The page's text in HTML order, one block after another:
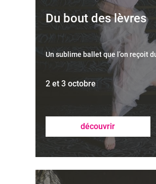
Du bout des lèvres
Un sublime ballet que l’on reçoit
2 et 3 octobre
découvrir